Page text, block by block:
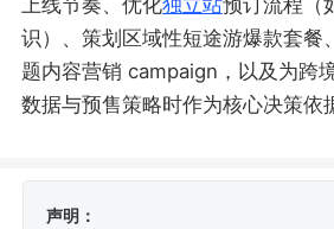
识）、策划区域性短途游爆款套餐
题内容营销 campaign，以及为跨
数据与预售策略时作为核心决策依
声明：